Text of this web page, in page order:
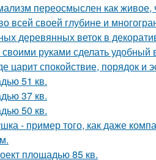
переосмыслен как живое,
всей своей глубине и
деревянных веток в
руками сделать
царит спокойствие, порядок
51 кв.
37 кв.
50 кв.
- пример того, как даже
площадью 85 кв.